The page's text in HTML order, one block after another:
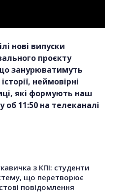
нові випуски
проєкту
занурюватимуть
неймовірні
які формують наш
об 11:50 на телеканалі
з КПІ: студенти
що перетворює
повідомлення